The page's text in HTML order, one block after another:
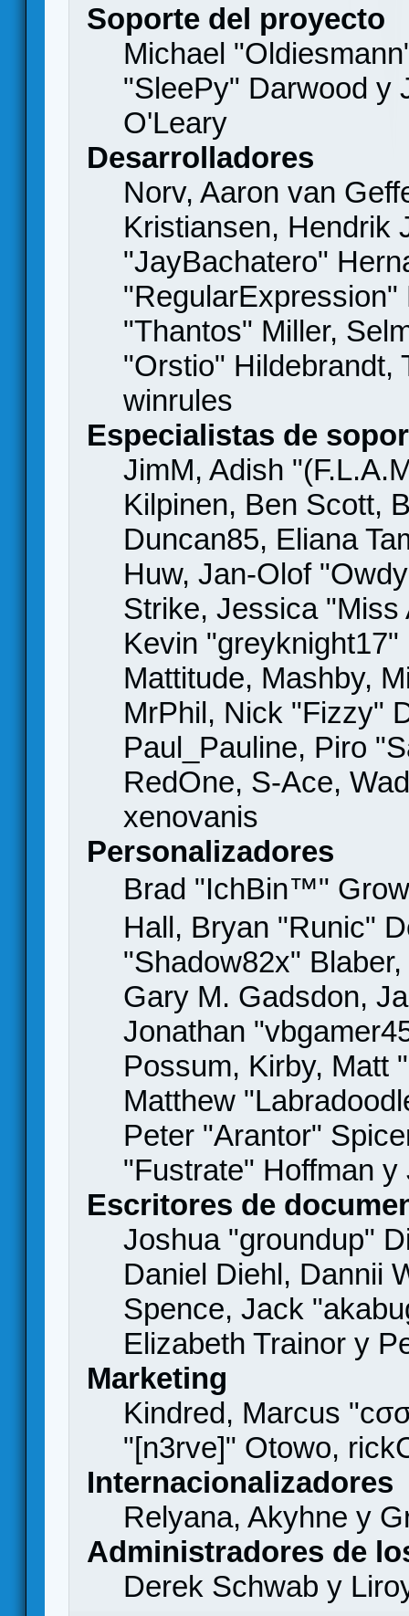
Soporte del proyecto
Michael
"SleePy" Darwood y
O'Leary
Desarrolladores
Norv, Aaron van
Kristiansen, Hendrik
"JayBachatero"
"Thantos" Miller,
"Orstio" Hildebrandt,
winrules
Especialistas de
JimM, Adish
Kilpinen, Ben Scott,
Duncan85, Eliana
Huw, Jan-Olof
Strike, Jessica
Kevin
Mattitude, Mashby,
MrPhil, Nick "Fizzy"
Paul_Pauline, Piro
RedOne, S-Ace,
xenovanis
Personalizadores
Brad "IchBin™"
Hall, Bryan "Runic"
"Shadow82x"
Gary M. Gadsdon,
Jonathan
Possum, Kirby, Matt
Matthew
Peter "Arantor"
"Fustrate" Hoffman
Escritores de
Joshua "groundup"
Daniel Diehl, Dannii
Spence, Jack
Elizabeth Trainor y
Marketing
Kindred, Marcus
"[n3rve]" Otowo,
Internacionalizadores
Relyana, Akyhne y
Administradores de
Derek Schwab y